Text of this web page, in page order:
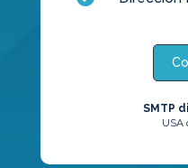
SMTP
USA